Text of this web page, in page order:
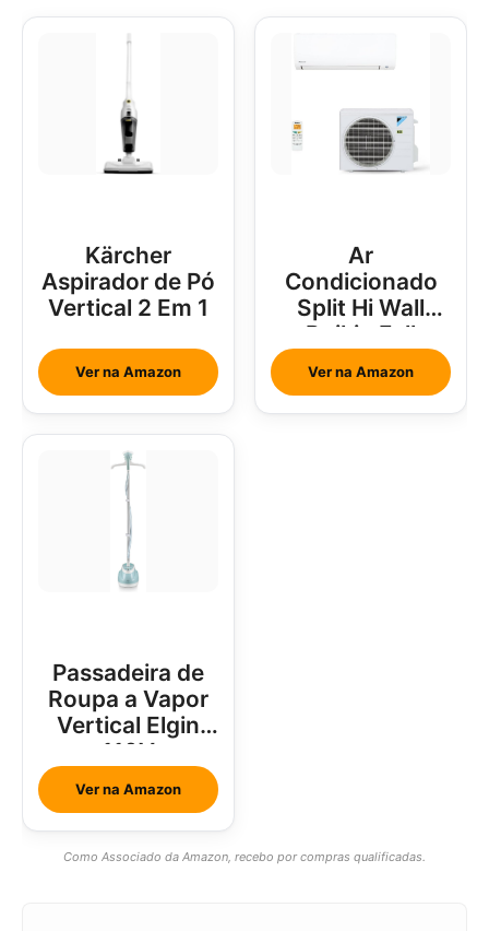
Kärcher
Aspirador de Pó
Vertical 2 Em 1
Ver na Amazon
Ar
Condicionado
Split Hi Wall
Daikin Full
Inverter 18000
Btus
Ver na Amazon
Passadeira de
Roupa a Vapor
Vertical Elgin
110V
Ver na Amazon
Como Associado da Amazon, recebo por compras qualificadas.